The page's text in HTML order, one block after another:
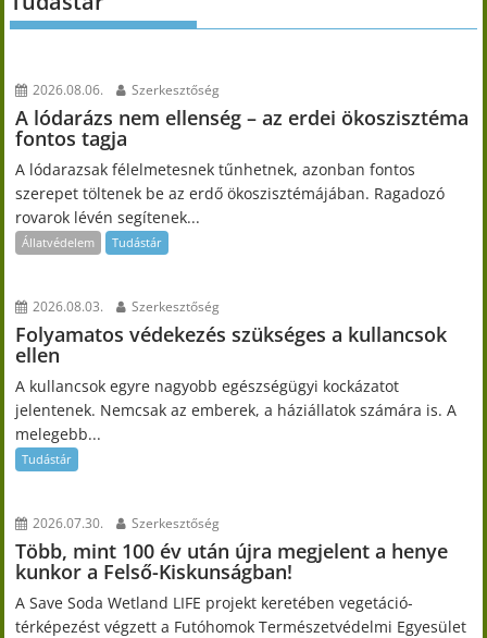
2026.08.06. Szerkesztőség
A lódarázs nem ellenség – az erdei ökoszisztéma
fontos tagja
A lódarazsak félelmetesnek tűnhetnek, azonban fontos
szerepet töltenek be az erdő ökoszisztémájában. Ragadozó
rovarok lévén segítenek...
Állatvédelem Tudástár
2026.08.03. Szerkesztőség
Folyamatos védekezés szükséges a kullancsok
ellen
A kullancsok egyre nagyobb egészségügyi kockázatot
jelentenek. Nemcsak az emberek, a háziállatok számára is. A
melegebb...
Tudástár
2026.07.30. Szerkesztőség
Több, mint 100 év után újra megjelent a henye
kunkor a Felső-Kiskunságban!
A Save Soda Wetland LIFE projekt keretében vegetáció-
térképezést végzett a Futóhomok Természetvédelmi Egyesület